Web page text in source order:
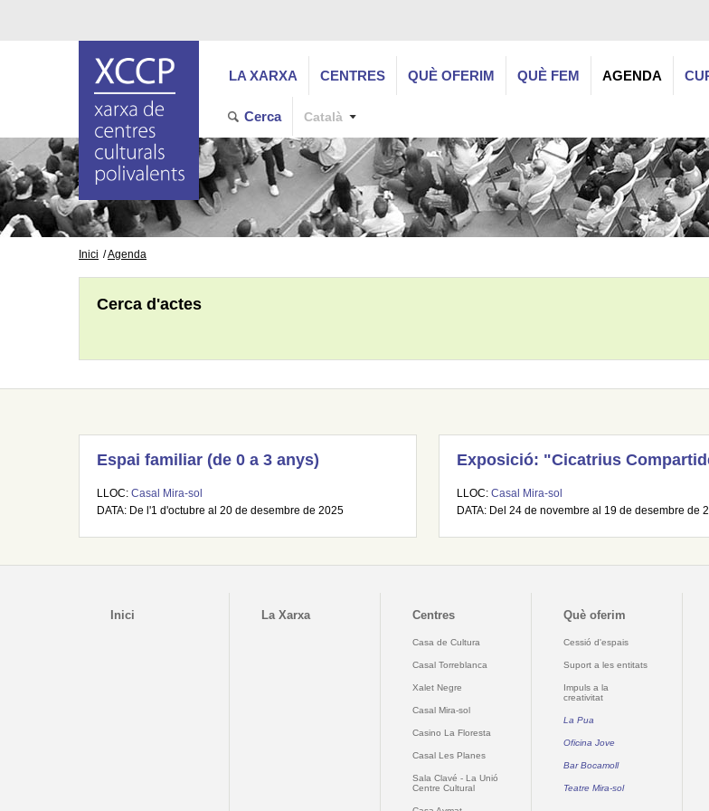
LA XARXA CENTRES QUÈ OFERIM QUÈ FEM AGENDA
Cerca Català
Inici Agenda
Cerca d'actes
Espai familiar (de 0 a 3 anys)
LLOC: Casal Mira-sol
DATA: De l'1 d'octubre al 20 de desembre de 2025
Exposició: "Cicatrius
LLOC: Casal Mira-sol
DATA: Del 24 de novembre al 19 de desembre de
Inici La Xarxa Centres
Casa de Cultura
Casal Torreblanca
Xalet Negre
Casal Mira-sol
Casino La Floresta
Casal Les Planes
Sala Clavé - La Unió
Centre Cultural
Què oferim
Cessió d'espais
Suport a les entitats
Impuls a la
creativitat
La Pua
Oficina Jove
Bar Bocamoll
Teatre Mira-sol